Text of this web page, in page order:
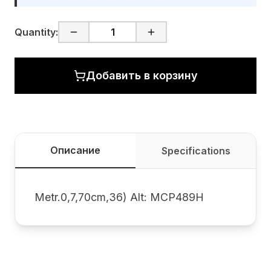
Quantity:
Добавить в корзину
Описание Specifications
Metr.0,7,70cm,36) Alt: MCP489H